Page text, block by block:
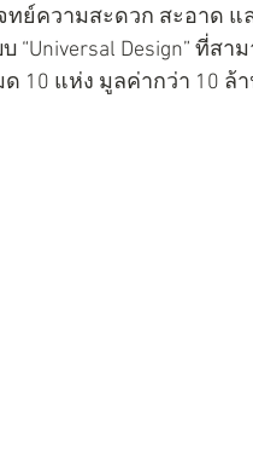
ทย์ความสะดวก สะอาด แ
“Universal Design” ที่ส
10 แห่ง มูลค่ากว่า 10 ล้